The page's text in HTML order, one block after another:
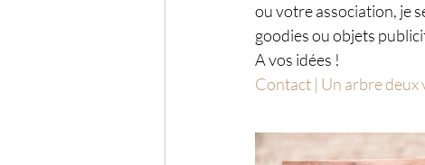
ou votre association, je
goodies ou objets
A vos idées !
Contact | Un arbre deux